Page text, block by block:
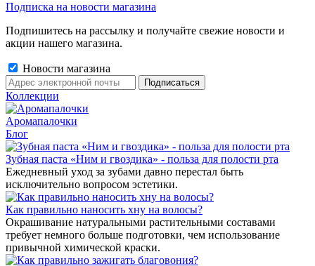
Подписка на новости магазина
Подпишитесь на рассылку и получайте свежие новости и
акции нашего магазина.
Новости магазина
Коллекции
Аромапалочки
Блог
Зубная паста «Ним и гвоздика» - польза для полости рта
Ежедневный уход за зубами давно перестал быть
исключительно вопросом эстетики.
Как правильно наносить хну на волосы?
Окрашивание натуральными растительными составами
требует немного больше подготовки, чем использование
привычной химической краски.